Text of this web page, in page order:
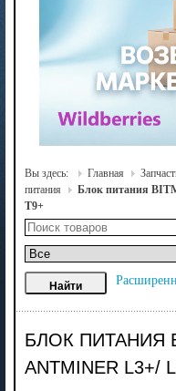
Вы здесь: Главная
питания
Блок питания
T9+
БЛОК ПИТАНИЯ
ANTMINER L3+/